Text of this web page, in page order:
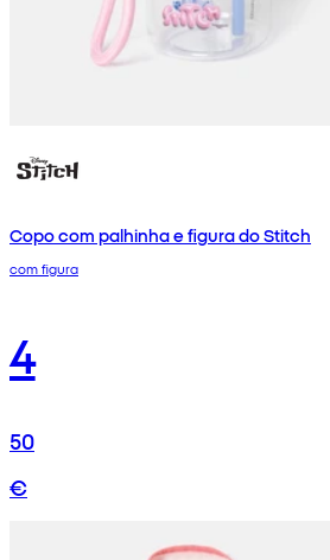
Copo com palhinha e figura do Stitch
com figura
4
50
€